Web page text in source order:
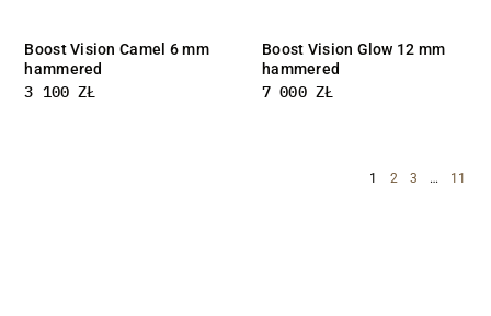
Boost Vision Camel 6 mm
hammered
3 100ZŁ
Boost Vision Glow 12 mm
hammered
7 000 ZŁ
1 2 3 … 11